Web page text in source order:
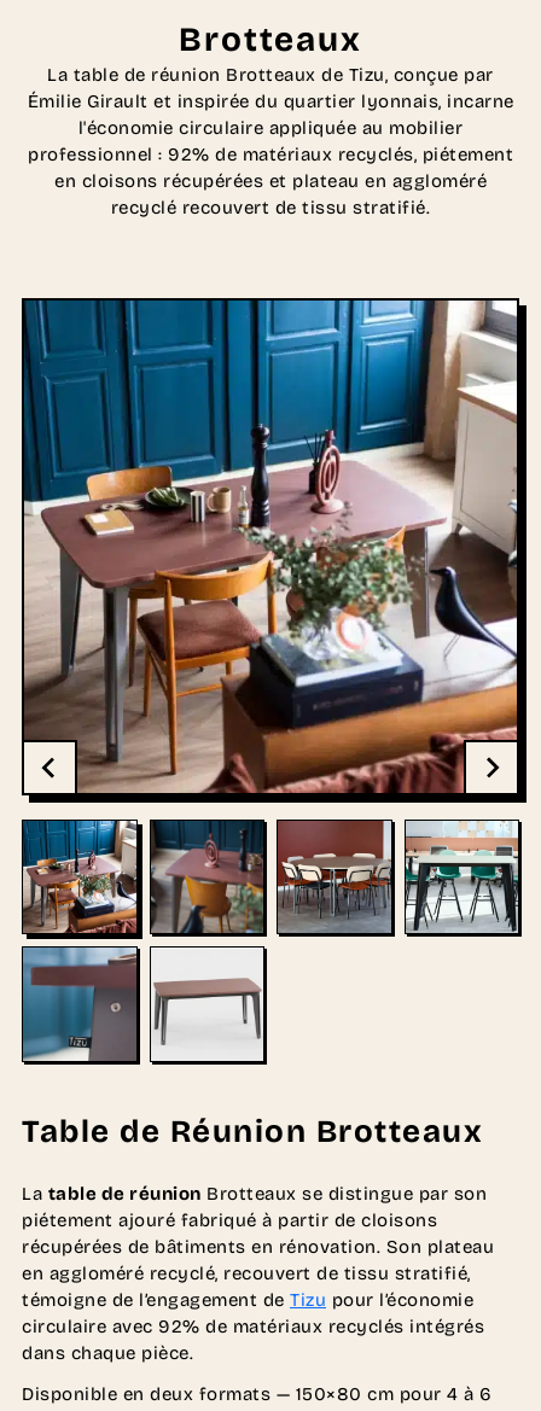
Brotteaux
La table de réunion Brotteaux de Tizu, conçue par
Émilie Girault et inspirée du quartier lyonnais, incarne
l'économie circulaire appliquée au mobilier
professionnel : 92% de matériaux recyclés, piétement
en cloisons récupérées et plateau en aggloméré
recyclé recouvert de tissu stratifié.
Table de Réunion Brotteaux
La table de réunion Brotteaux se distingue par son
piétement ajouré fabriqué à partir de cloisons
récupérées de bâtiments en rénovation. Son plateau
en aggloméré recyclé, recouvert de tissu stratifié,
témoigne de l’engagement de Tizu pour l’économie
circulaire avec 92% de matériaux recyclés intégrés
dans chaque pièce.
Disponible en deux formats — 150×80 cm pour 4 à 6